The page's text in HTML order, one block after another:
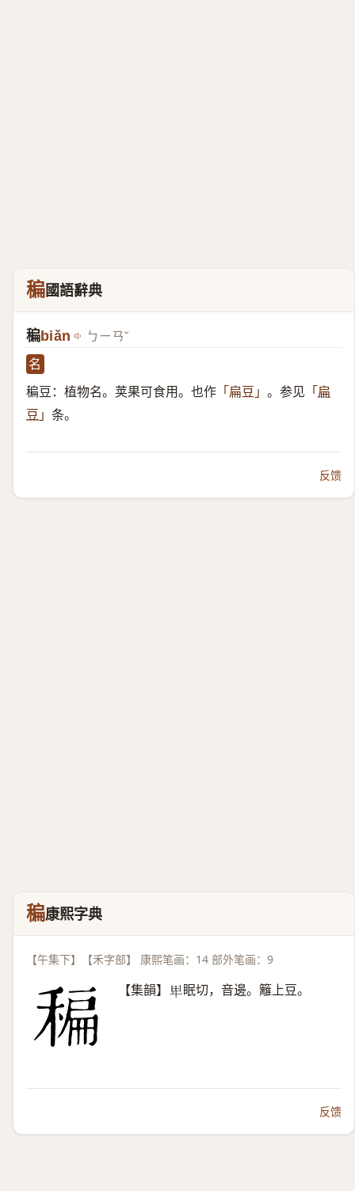
稨國語辭典
稨biǎn ㄅㄧㄢˇ
名
稨豆：植物名。荚果可食用。也作 「扁豆」 。参见 「 扁
豆 」 条。
反馈
稨康熙字典
【午集下】【禾字部】 康熙笔画：14 部外笔画：9
【集韻】 𤰞 眠切，音邊。籬上豆。
反馈